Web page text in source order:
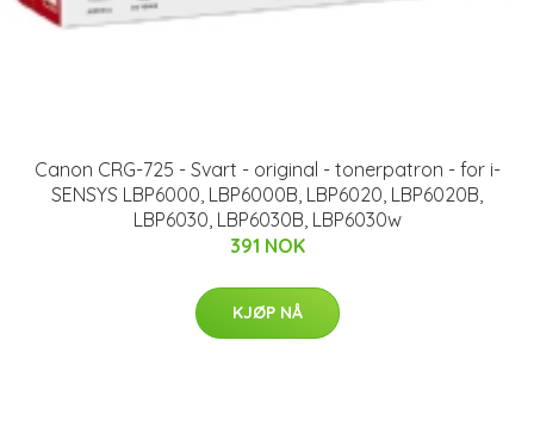
Canon CRG-725 - Svart - original - tonerpatron - for i-
SENSYS LBP6000, LBP6000B, LBP6020, LBP6020B,
LBP6030, LBP6030B, LBP6030w
391 NOK
KJØP NÅ